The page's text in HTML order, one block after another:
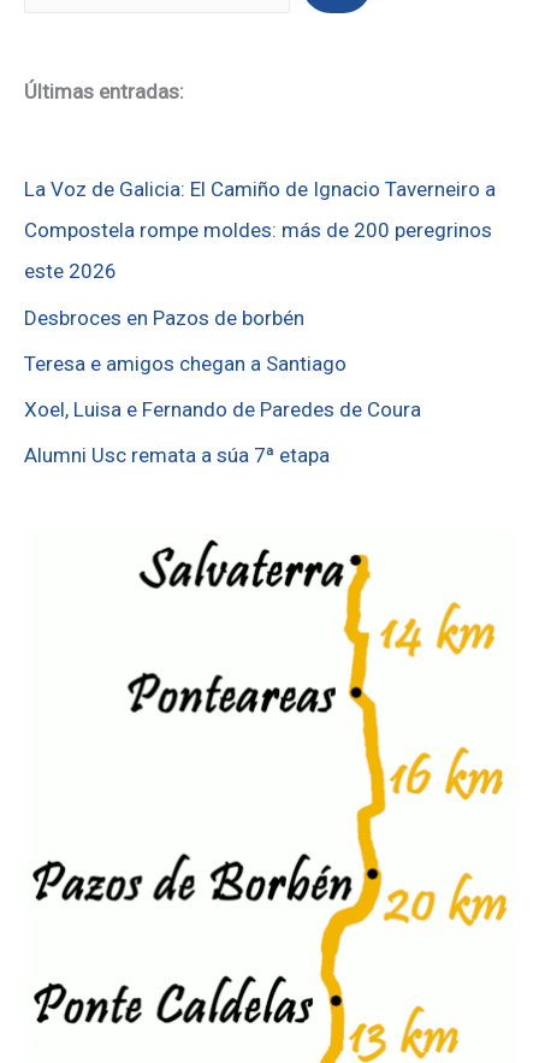
Últimas entradas:
La Voz de Galicia: El Camiño de Ignacio Taverneiro a
Compostela rompe moldes: más de 200 peregrinos
este 2026
Desbroces en Pazos de borbén
Teresa e amigos chegan a Santiago
Xoel, Luisa e Fernando de Paredes de Coura
Alumni Usc remata a súa 7ª etapa